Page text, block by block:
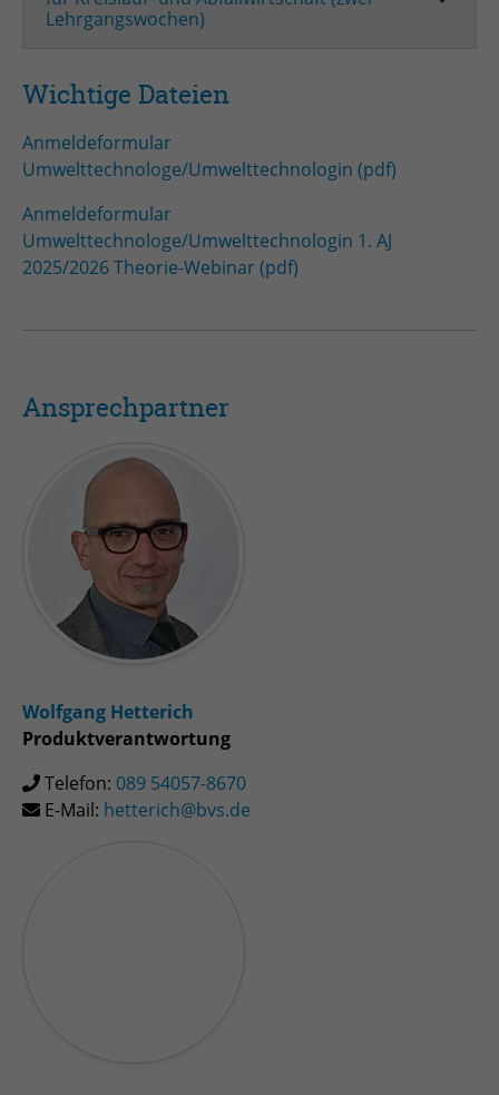
Lehrgangswochen)
Wichtige Dateien
Anmeldeformular
Umwelttechnologe/Umwelttechnologin (pdf)
Anmeldeformular
Umwelttechnologe/Umwelttechnologin 1. AJ
2025/2026 Theorie-Webinar (pdf)
Ansprechpartner
Wolfgang Hetterich
Produktverantwortung
Telefon: 089 54057-8670
E-Mail: hetterich@bvs.de